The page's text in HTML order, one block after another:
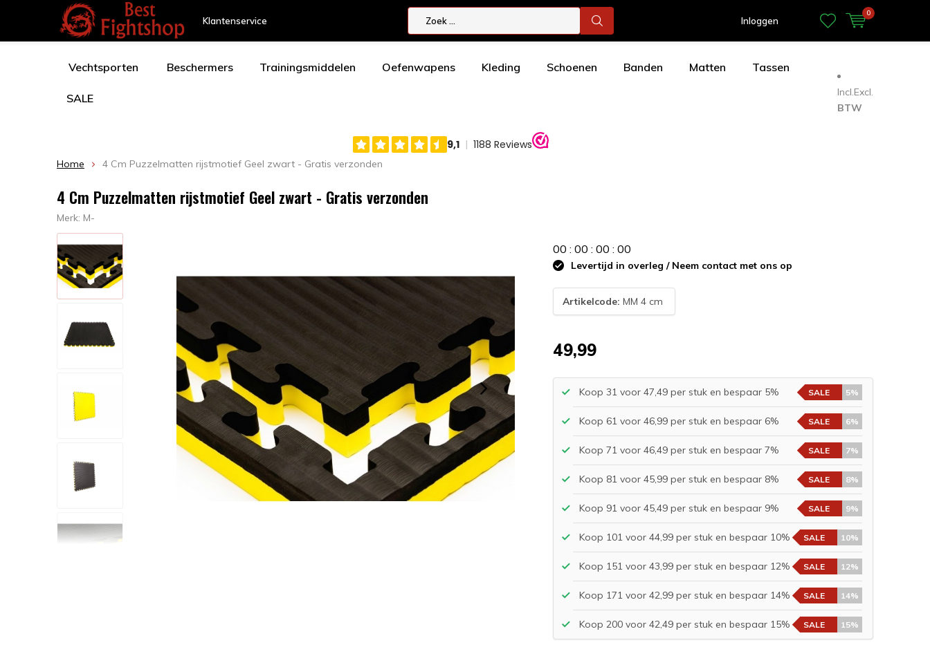
Klantenservice Inloggen
0
Vechtsporten Beschermers Trainingsmiddelen Oefenwapens Kleding Schoenen Banden Matten Tassen
SALE Incl.Excl.
BTW
Home 4 Cm Puzzelmatten rijstmotief Geel zwart - Gratis verzonden
4 Cm Puzzelmatten rijstmotief Geel zwart - Gratis verzonden
Merk: M-
00 :00 :00 :00
Levertijd in overleg / Neem contact met ons op
Artikelcode: MM 4 cm
49,99
Koop 31 voor 47,49 per stuk en bespaar 5% SALE 5%
Koop 61 voor 46,99 per stuk en bespaar 6% SALE 6%
Koop 71 voor 46,49 per stuk en bespaar 7% SALE 7%
Koop 81 voor 45,99 per stuk en bespaar 8% SALE 8%
Koop 91 voor 45,49 per stuk en bespaar 9% SALE 9%
Koop 101 voor 44,99 per stuk en bespaar 10% SALE 10%
Koop 151 voor 43,99 per stuk en bespaar 12% SALE 12%
Koop 171 voor 42,99 per stuk en bespaar 14% SALE 14%
Koop 200 voor 42,49 per stuk en bespaar 15% SALE 15%